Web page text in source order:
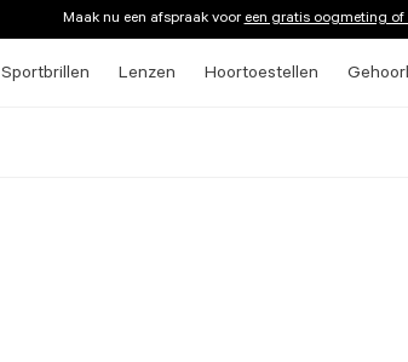
Maak nu een afspraak vooreen gratis oogmeting of
Sportbrillen Lenzen Hoortoestellen